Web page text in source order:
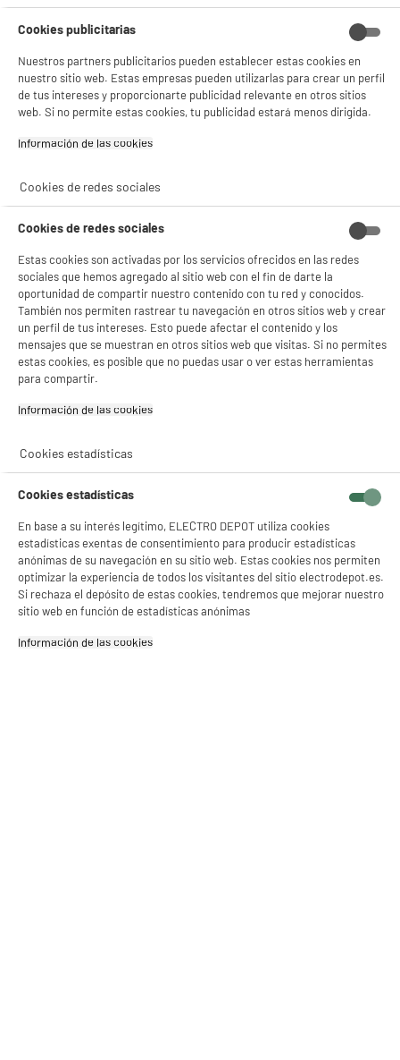
569 96
Cuyo0€10
Cuyo 42
Descarga el ficha de producto
gestionando sus cookies.
¡Buena visita!
Gestionar cookies
✔ ACEPTAR TODAS
Cookies publicitarias
Nuestros partners publicitarios pueden establecer estas cookies en
nuestro sitio web. Estas empresas pueden utilizarlas para crear un perfil
de tus intereses y proporcionarte publicidad relevante en otros sitios
web. Si no permite estas cookies, tu publicidad estará menos dirigida.
Información de las cookies‎
Cookies de redes sociales
Cookies de redes sociales
Estas cookies son activadas por los servicios ofrecidos en las redes
sociales que hemos agregado al sitio web con el fin de darte la
oportunidad de compartir nuestro contenido con tu red y conocidos.
También nos permiten rastrear tu navegación en otros sitios web y crear
un perfil de tus intereses. Esto puede afectar el contenido y los
mensajes que se muestran en otros sitios web que visitas. Si no permites
estas cookies, es posible que no puedas usar o ver estas herramientas
para compartir.
Información de las cookies‎
Cookies estadísticas
Cookies estadísticas
En base a su interés legítimo, ELECTRO DEPOT utiliza cookies
estadísticas exentas de consentimiento para producir estadísticas
anónimas de su navegación en su sitio web. Estas cookies nos permiten
optimizar la experiencia de todos los visitantes del sitio electrodepot.es.
Si rechaza el depósito de estas cookies, tendremos que mejorar nuestro
sitio web en función de estadísticas anónimas
Información de las cookies‎